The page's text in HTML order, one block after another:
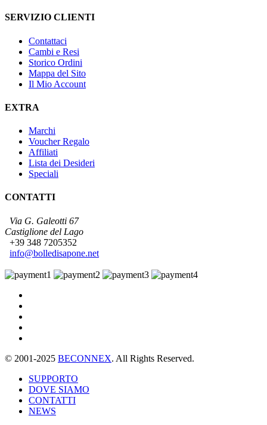
SERVIZIO CLIENTI
Contattaci
Cambi e Resi
Storico Ordini
Mappa del Sito
Il Mio Account
EXTRA
Marchi
Voucher Regalo
Affiliati
Lista dei Desideri
Speciali
CONTATTI
Via G. Galeotti 67
Castiglione del Lago
+39 348 7205352
info@bolledisapone.net
© 2001-2025 BECONNEX. All Rights Reserved.
SUPPORTO
DOVE SIAMO
CONTATTI
NEWS